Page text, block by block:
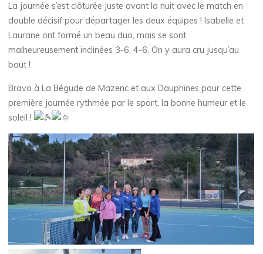
La journée s’est clôturée juste avant la nuit avec le match en
double décisif pour départager les deux équipes ! Isabelle et
Laurane ont formé un beau duo, mais se sont
malheureusement inclinées 3-6, 4-6. On y aura cru jusqu’au
bout !
Bravo à La Bégude de Mazenc et aux Dauphines pour cette
première journée rythmée par le sport, la bonne humeur et le
soleil !